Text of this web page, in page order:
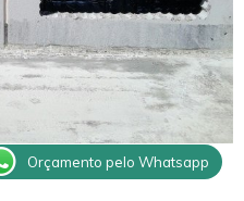
Roseira
Orçamento pelo Whatsapp